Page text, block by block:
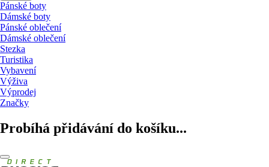
Pánské boty
Dámské boty
Pánské oblečení
Dámské oblečení
Stezka
Turistika
Vybavení
Výživa
Výprodej
Značky
Probíhá přidávání do košíku...